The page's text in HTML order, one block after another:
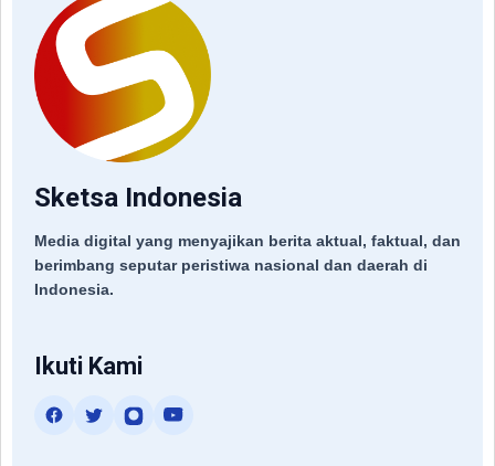
Sketsa Indonesia
Media digital yang menyajikan berita aktual, faktual, dan
berimbang seputar peristiwa nasional dan daerah di
Indonesia.
Ikuti Kami